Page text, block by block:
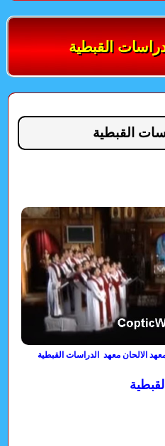
القبطية
القبطية
الالحان معهد الدراسات القبطية